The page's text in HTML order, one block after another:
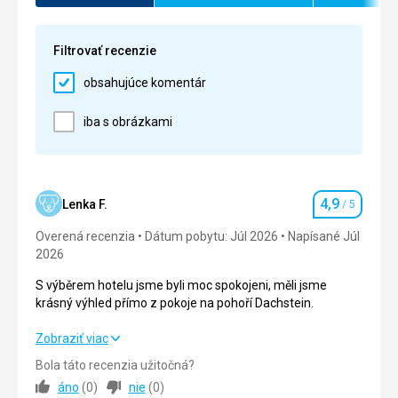
chybělo bylo místo na sušení mokrého oblečení z
Táto recenzia bola preložená automaticky pomocou
Google Translate
Služby 5,0/ 5
Filtrovať recenzie
obsahujúce komentár
iba s obrázkami
Lenka F. Hodnotenie
4,9 / 5
Overená recenzia Dátum pobytu: Júl 2026
Napísané Júl
2026
S výběrem hotelu jsme byli moc spokojeni, měli jsme
krásný výhled přímo z pokoje na pohoří Dachstein.
S výběrem hotelu jsme byli moc spokojeni, měli jsme
krásný výhled přímo z pokoje na pohoří Dachstein.
Strava
Zobraziť viac
Bola táto recenzia užitočná?
áno (0) nie (0)